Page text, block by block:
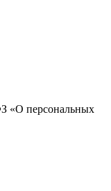
«О персональных